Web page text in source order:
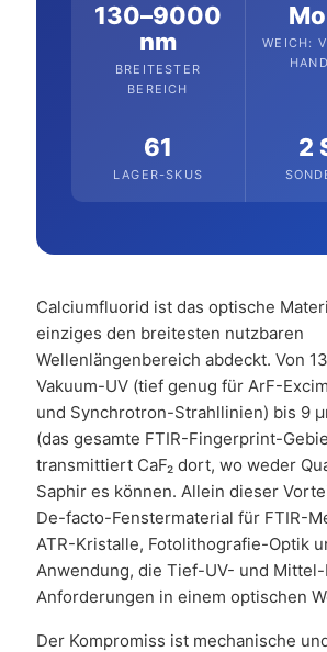
130–9000
nm
BREITESTER
BEREICH
WEICH:
61
LAGER-SKUS
2
Calciumfluorid ist das optische
einziges den breitesten nutzbaren
Wellenlängenbereich abdeckt. Von
Vakuum-UV (tief genug für ArF-
und Synchrotron-Strahllinien) bis 9
(das gesamte FTIR-Fingerprint-
transmittiert CaF₂ dort, wo weder
Saphir es können. Allein dieser
De-facto-Fenstermaterial für FTIR-
ATR-Kristalle, Fotolithografie-Optik
Anwendung, die Tief-UV- und Mittel-
Anforderungen in einem optischen
Der Kompromiss ist mechanische